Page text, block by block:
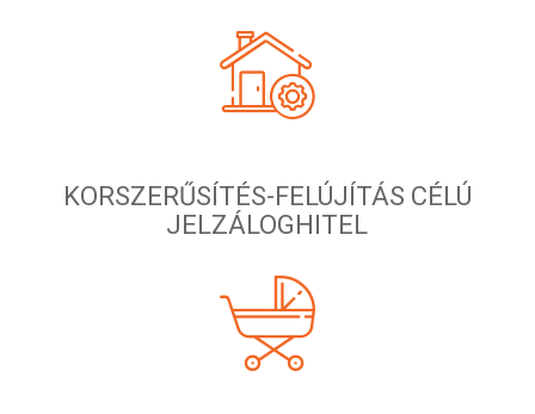
KORSZERŰSÍTÉS-FELÚJÍTÁS CÉLÚ
JELZÁLOGHITEL